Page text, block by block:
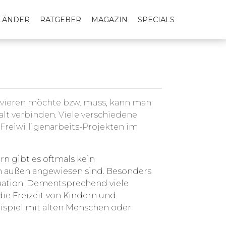
RATGEBER MAGAZIN SPECIALS
möchte bzw. muss, kann man
verbinden. Viele verschiedene
Projekten im
gibt es oftmals kein
angewiesen sind. Besonders
Dementsprechend viele
Freizeit von Kindern und
mit alten Menschen oder